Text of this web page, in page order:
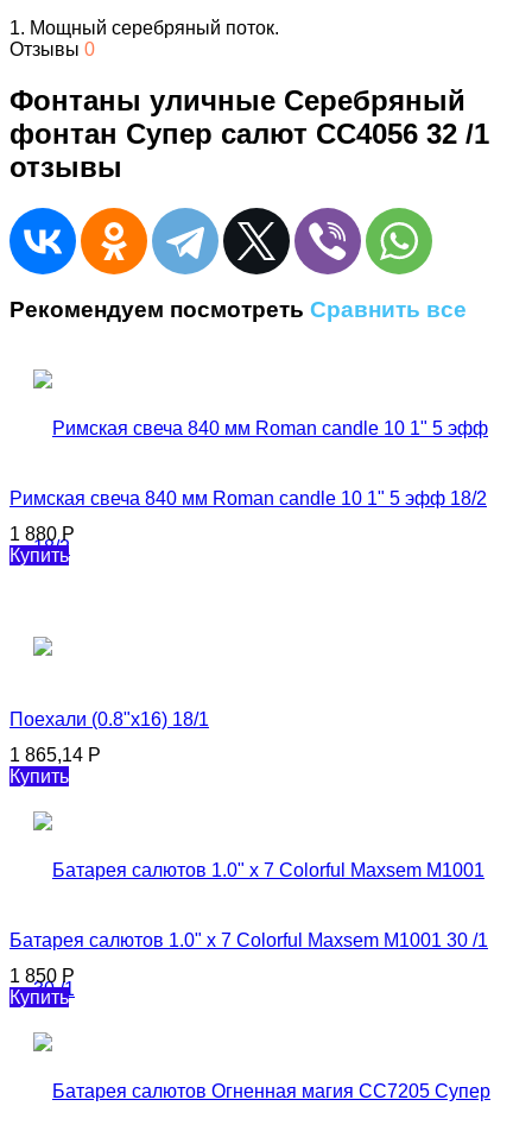
1. Мощный серебряный поток.
Отзывы 0
Фонтаны уличные Серебряный
фонтан Супер салют CC4056 32 /1
отзывы
Рекомендуем посмотреть Сравнить все
Римская свеча 840 мм Roman candle 10 1" 5 эфф 18/2
1 880 Р
Купить
Поехали (0.8"х16) 18/1
1 865,14 Р
Купить
Батарея салютов 1.0" х 7 Colorful Maxsem M1001 30 /1
1 850 Р
Купить